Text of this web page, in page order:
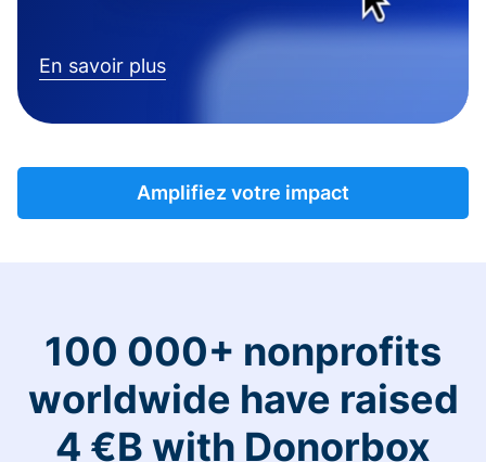
En savoir plus
Amplifiez votre impact
100 000+ nonprofits
worldwide have raised
4 €B with Donorbox